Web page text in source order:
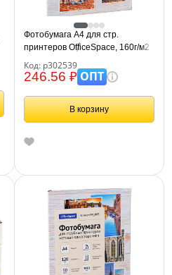
Фотобумага А4 для стр.
принтеров OfficeSpace, 160г/м2
Код: р302539
246.56 ₽ОПТ
В корзину